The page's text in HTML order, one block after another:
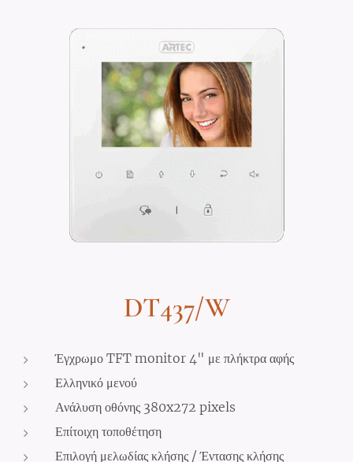
DT437/W
Έγχρωμο TFT monitor 4" με πλήκτρα αφής
Ελληνικό μενού
Ανάλυση οθόνης 380x272 pixels
Επίτοιχη τοποθέτηση
Επιλογή μελωδίας κλήσης / Έντασης κλήσης